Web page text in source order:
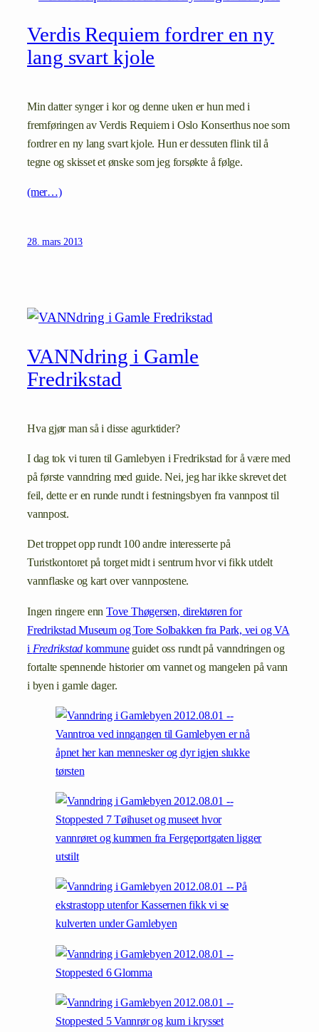
Verdis Requiem fordrer en ny
lang svart kjole
Min datter synger i kor og denne uken er hun med i
fremføringen av Verdis Requiem i Oslo Konserthus noe som
fordrer en ny lang svart kjole. Hun er dessuten flink til å
tegne og skisset et ønske som jeg forsøkte å følge.
(mer…)
28. mars 2013
VANNdring i Gamle
Fredrikstad
Hva gjør man så i disse agurktider?
I dag tok vi turen til Gamlebyen i Fredrikstad for å være med
på første vanndring med guide. Nei, jeg har ikke skrevet det
feil, dette er en runde rundt i festningsbyen fra vannpost til
vannpost.
Det troppet opp rundt 100 andre interesserte på
Turistkontoret på torget midt i sentrum hvor vi fikk utdelt
vannflaske og kart over vannpostene.
Ingen ringere ennTove Thøgersen, direktøren for
Fredrikstad Museum og Tore Solbakken fra Park, vei og VA
i Fredrikstad kommuneguidet oss rundt på vanndringen og
fortalte spennende historier om vannet og mangelen på vann
i byen i gamle dager.